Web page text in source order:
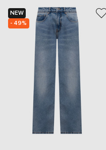
NEW
- 49%